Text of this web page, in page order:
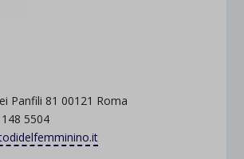
Panfili 81 00121 Roma
5504